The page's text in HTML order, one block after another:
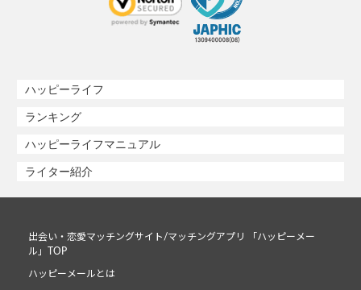
ハッピーライフ
ランキング
ハッピーライフマニュアル
ライター紹介
出会い・恋愛マッチングサイト/マッチングアプリ 「ハッピーメー
ル」TOP
ハッピーメールとは